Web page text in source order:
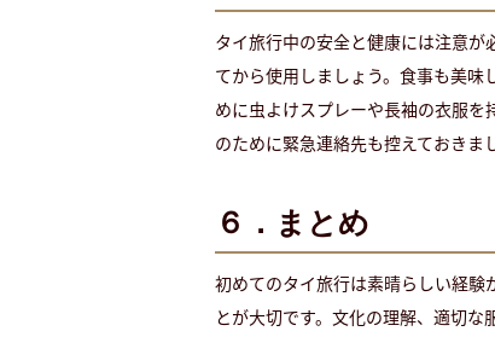
タイ旅行中の安全と健康には注意
てから使用しましょう。食事も美
めに虫よけスプレーや長袖の衣服
のために緊急連絡先も控えておきま
６． まとめ
初めてのタイ旅行は素晴らしい経験
とが大切です。文化の理解、適切